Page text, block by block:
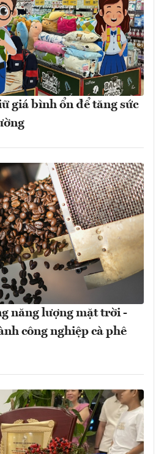
giá bình ổn để tăng sức
năng lượng mặt trời -
công nghiệp cà phê